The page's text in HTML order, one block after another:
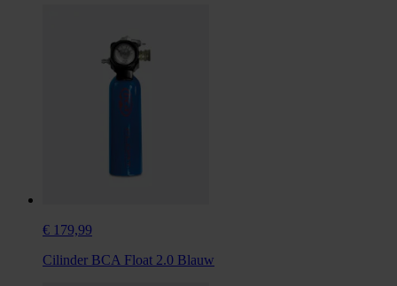
€ 179,99
Cilinder BCA Float 2.0 Blauw